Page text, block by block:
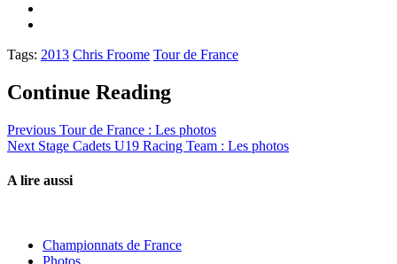
Tags: 2013 Chris Froome Tour de France
Continue Reading
Previous Tour de France : Les photos
Next Stage Cadets U19 Racing Team : Les photos
A lire aussi
Championnats de France